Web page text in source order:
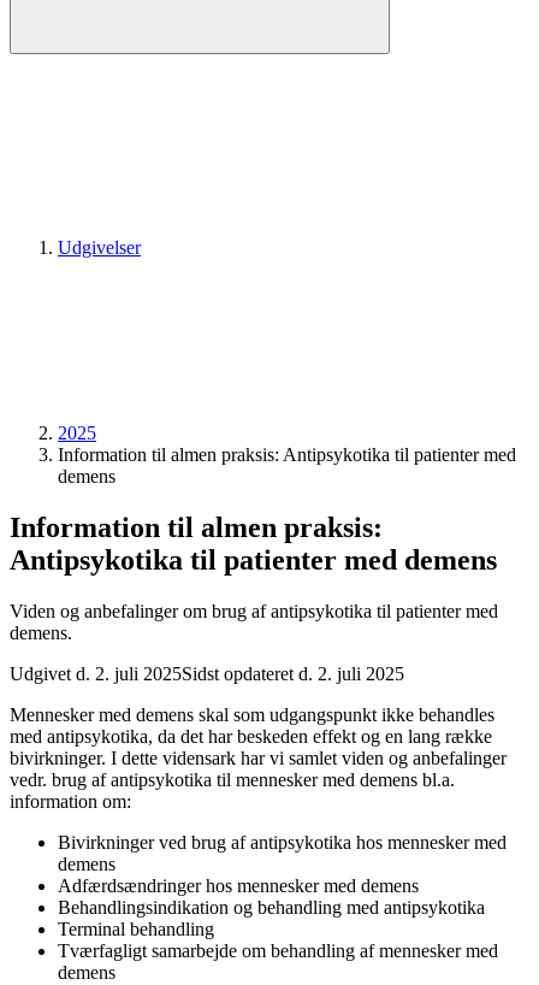
Udgivelser
2025
Information til almen praksis: Antipsykotika til patienter med
demens
Information til almen praksis:
Antipsykotika til patienter med demens
Viden og anbefalinger om brug af antipsykotika til patienter med
demens.
Udgivet d. 2. juli 2025Sidst opdateret d. 2. juli 2025
Mennesker med demens skal som udgangspunkt ikke behandles
med antipsykotika, da det har beskeden effekt og en lang række
bivirkninger. I dette vidensark har vi samlet viden og anbefalinger
vedr. brug af antipsykotika til mennesker med demens bl.a.
information om:
Bivirkninger ved brug af antipsykotika hos mennesker med
demens
Adfærdsændringer hos mennesker med demens
Behandlingsindikation og behandling med antipsykotika
Terminal behandling
Tværfagligt samarbejde om behandling af mennesker med
demens